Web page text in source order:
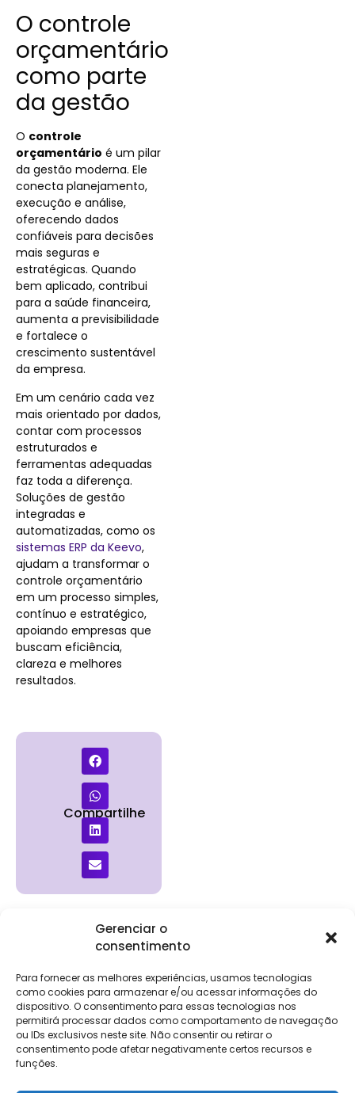
Gerenciar o
consentimento
Para fornecer as melhores experiências, usamos tecnologias
como cookies para armazenar e/ou acessar informações do
dispositivo. O consentimento para essas tecnologias nos
permitirá processar dados como comportamento de navegação
ou IDs exclusivos neste site. Não consentir ou retirar o
consentimento pode afetar negativamente certos recursos e
funções.
O controle
orçamentário
como parte
da gestão
O controle
orçamentário é um pilar
da gestão moderna. Ele
conecta planejamento,
execução e análise,
oferecendo dados
confiáveis para decisões
mais seguras e
estratégicas. Quando
bem aplicado, contribui
para a saúde financeira,
aumenta a previsibilidade
e fortalece o
crescimento sustentável
da empresa.
Em um cenário cada vez
mais orientado por dados,
contar com processos
estruturados e
ferramentas adequadas
faz toda a diferença.
Soluções de gestão
integradas e
automatizadas, como os
sistemas ERP da Keevo,
ajudam a transformar o
controle orçamentário
em um processo simples,
contínuo e estratégico,
apoiando empresas que
buscam eficiência,
clareza e melhores
resultados.
Compartilhe
Institucional
Trabalhe
Conosco
Contato
Relatório de
Salarial
Clientes
Login
Eventos
Contábeis
Holos
NG Essence
Soluções
DP e RH
NG Folha
eKeep